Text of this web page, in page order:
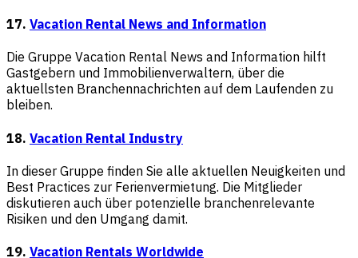
17. Vacation Rental News and Information
Die Gruppe Vacation Rental News and Information hilft
Gastgebern und Immobilienverwaltern, über die
aktuellsten Branchennachrichten auf dem Laufenden zu
bleiben.
18. Vacation Rental Industry
In dieser Gruppe finden Sie alle aktuellen Neuigkeiten und
Best Practices zur Ferienvermietung. Die Mitglieder
diskutieren auch über potenzielle branchenrelevante
Risiken und den Umgang damit.
19. Vacation Rentals Worldwide